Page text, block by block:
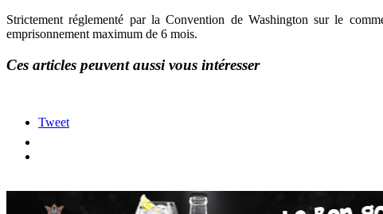
Strictement réglementé par la Convention de Washington sur le
emprisonnement maximum de 6 mois.
Ces articles peuvent aussi vous intéresser
Tweet